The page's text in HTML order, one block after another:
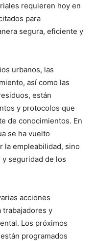
requieren hoy en
para
segura, eficiente y
urbanos, las
así como las
están
y protocolos que
de conocimientos. En
se ha vuelto
la empleabilidad, sino
seguridad de los
acciones
trabajadores y
Los próximos
programados